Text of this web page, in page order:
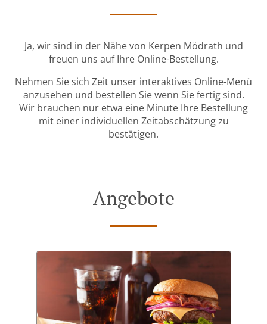
Ja, wir sind in der Nähe von Kerpen Mödrath und
freuen uns auf Ihre Online-Bestellung.
Nehmen Sie sich Zeit unser interaktives Online-Menü
anzusehen und bestellen Sie wenn Sie fertig sind.
Wir brauchen nur etwa eine Minute Ihre Bestellung
mit einer individuellen Zeitabschätzung zu
bestätigen.
Angebote